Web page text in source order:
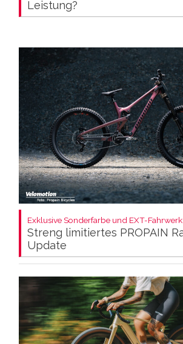
Leistung?
Exklusive Sonderfarbe und EXT-Fahrwerk:
Streng limitiertes PROPAIN
Update